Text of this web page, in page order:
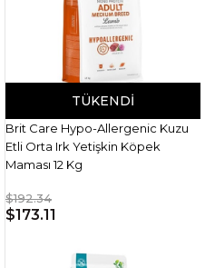
TÜKENDI
Brit Care Hypo-Allergenic Kuzu
Etli Orta Irk Yetişkin Köpek
Maması 12 Kg
$192.34
$173.11